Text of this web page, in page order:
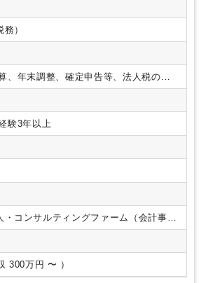
）
、年末調整、確定申告等、法人税の確
心です。上記以外にも 株式上場支援や
や生前対策なども行っております。
のベンチャー企業や理美容業等若い経営
ド会計や各種ITツールを駆使して業務
ています。そのため記帳代行などの作
ありません。
税コンサルティング」等のコンサルティ
おります。
せんので、興味のある分野がございまし
結に至るまで、積極的にバックアップし
サルティング
験3年以上
コンサルティングファーム（会計事務
月給 25万円 〜 （年収 300万円 〜 ）